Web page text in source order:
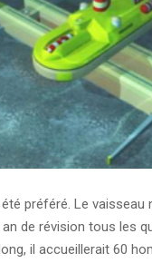
préféré. Le
an de révision tous les
il accueillerait 60